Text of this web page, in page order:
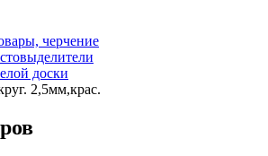
черчение
доски
2,5мм,крас.